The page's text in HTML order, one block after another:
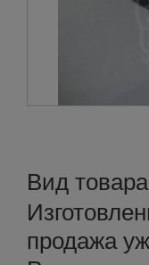
Вид
продажа